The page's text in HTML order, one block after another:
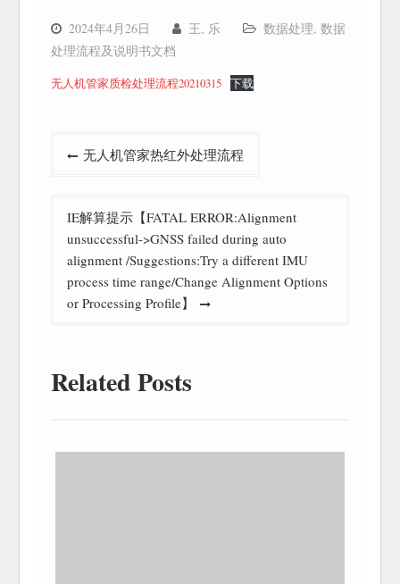
2024年4月26日 王, 乐 数据处理,数据
处理流程及说明书文档
无人机管家质检处理流程20210315 下载
航
无人机管家热红外处理流程
IE解算提示【FATAL ERROR:Alignment
unsuccessful->GNSS failed during auto
alignment /Suggestions:Try a different IMU
process time range/Change Alignment Options
or Processing Profile】
Related Posts